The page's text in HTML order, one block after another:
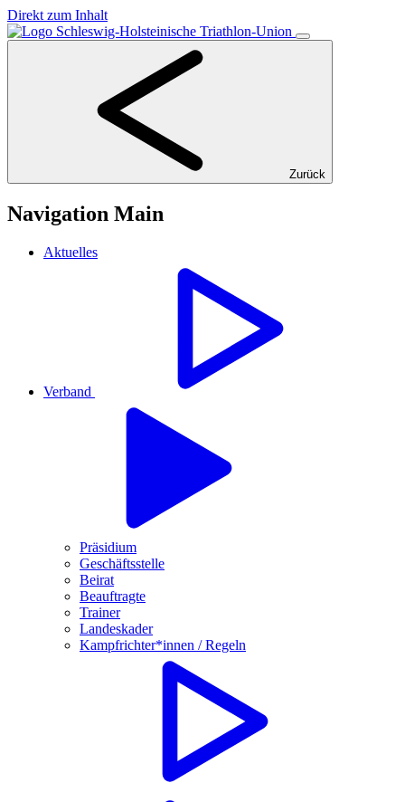
Direkt zum Inhalt
Zurück
Navigation Main
Aktuelles
Verband
Präsidium
Geschäftsstelle
Beirat
Beauftragte
Trainer
Landeskader
Kampfrichter*innen / Regeln